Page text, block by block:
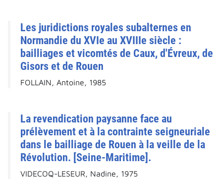
Les juridictions royales subalternes en
Normandie du XVIe au XVIIIe siècle :
bailliages et vicomtés de Caux, d'Évreux, de
Gisors et de Rouen
FOLLAIN, Antoine, 1985
La revendication paysanne face au
prélèvement et à la contrainte seigneuriale
dans le bailliage de Rouen à la veille de la
Révolution. [Seine-Maritime].
VIDECOQ-LESEUR, Nadine, 1975